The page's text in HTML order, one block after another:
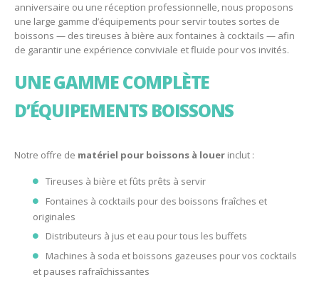
anniversaire ou une réception professionnelle, nous proposons
une large gamme d’équipements pour servir toutes sortes de
boissons — des tireuses à bière aux fontaines à cocktails — afin
de garantir une expérience conviviale et fluide pour vos invités.
UNE GAMME COMPLÈTE
D’ÉQUIPEMENTS BOISSONS
Notre offre de matériel pour boissons à louer inclut :
Tireuses à bière et fûts prêts à servir
Fontaines à cocktails pour des boissons fraîches et
originales
Distributeurs à jus et eau pour tous les buffets
Machines à soda et boissons gazeuses pour vos cocktails
et pauses rafraîchissantes